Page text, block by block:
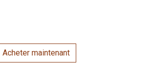
Acheter maintenant